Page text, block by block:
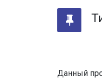
Данный